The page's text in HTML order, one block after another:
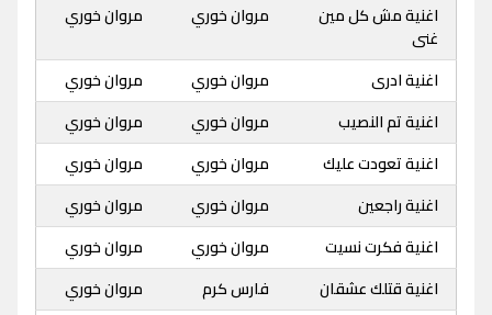
اغنية مش كل مين
غنى
مروان خوري مروان خوري
اغنية ادرى مروان خوري
مروان خوري
اغنية تم النصيب
مروان خوري
مروان خوري
اغنية تعودت عليك
مروان خوري
مروان خوري
اغنية راجعين
مروان خوري
مروان خوري
اغنية فكرت نسيت
مروان خوري
مروان خوري
اغنية قتلك عشقان
فارس كرم
مروان خوري